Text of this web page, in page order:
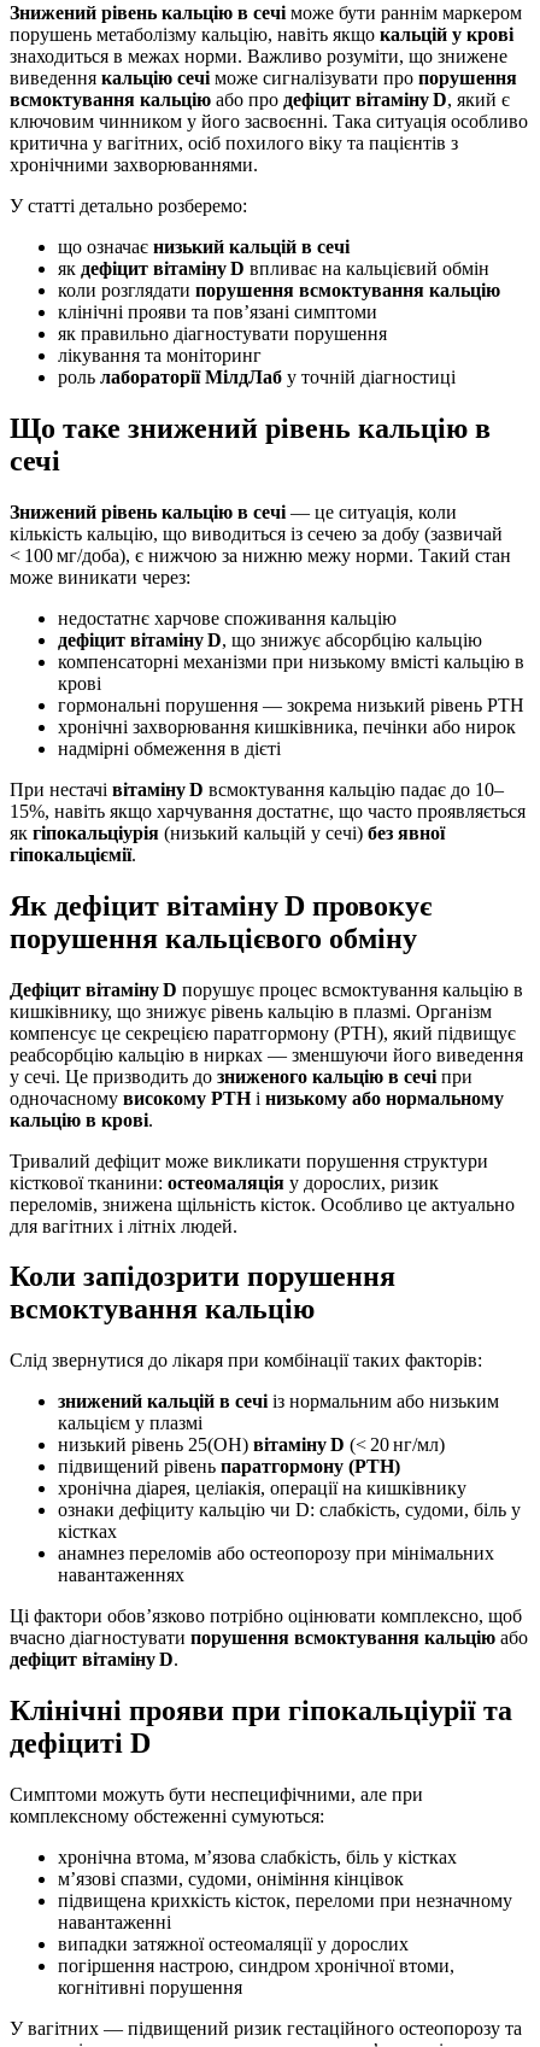
Знижений рівень кальцію в сечі може бути раннім маркером
порушень метаболізму кальцію, навіть якщо кальцій у крові
знаходиться в межах норми. Важливо розуміти, що знижене
виведення кальцію сечі може сигналізувати про порушення
всмоктування кальцію або про дефіцит вітаміну D, який є
ключовим чинником у його засвоєнні. Така ситуація особливо
критична у вагітних, осіб похилого віку та пацієнтів з
хронічними захворюваннями.
У статті детально розберемо:
що означає низький кальцій в сечі
як дефіцит вітаміну D впливає на кальцієвий обмін
коли розглядати порушення всмоктування кальцію
клінічні прояви та пов’язані симптоми
як правильно діагностувати порушення
лікування та моніторинг
роль лабораторії МілдЛаб у точній діагностиці
Що таке знижений рівень кальцію в
сечі
Знижений рівень кальцію в сечі — це ситуація, коли
кількість кальцію, що виводиться із сечею за добу (зазвичай
< 100 мг/доба), є нижчою за нижню межу норми. Такий стан
може виникати через:
недостатнє харчове споживання кальцію
дефіцит вітаміну D, що знижує абсорбцію кальцію
компенсаторні механізми при низькому вмісті кальцію в
крові
гормональні порушення — зокрема низький рівень PTH
хронічні захворювання кишківника, печінки або нирок
надмірні обмеження в дієті
При нестачі вітаміну D всмоктування кальцію падає до 10–
15%, навіть якщо харчування достатнє, що часто проявляється
як гіпокальціурія (низький кальцій у сечі) без явної
гіпокальціємії.
Як дефіцит вітаміну D провокує
порушення кальцієвого обміну
Дефіцит вітаміну D порушує процес всмоктування кальцію в
кишківнику, що знижує рівень кальцію в плазмі. Організм
компенсує це секрецією паратгормону (PTH), який підвищує
реабсорбцію кальцію в нирках — зменшуючи його виведення
у сечі. Це призводить до зниженого кальцію в сечі при
одночасному високому PTHі низькому або нормальному
кальцію в крові.
Тривалий дефіцит може викликати порушення структури
кісткової тканини: остеомаляція у дорослих, ризик
переломів, знижена щільність кісток. Особливо це актуально
для вагітних і літніх людей.
Коли запідозрити порушення
всмоктування кальцію
Слід звернутися до лікаря при комбінації таких факторів:
знижений кальцій в сечі із нормальним або низьким
кальцієм у плазмі
низький рівень 25(OH) вітаміну D (< 20 нг/мл)
підвищений рівень паратгормону (PTH)
хронічна діарея, целіакія, операції на кишківнику
ознаки дефіциту кальцію чи D: слабкість, судоми, біль у
кістках
анамнез переломів або остеопорозу при мінімальних
навантаженнях
Ці фактори обов’язково потрібно оцінювати комплексно, щоб
вчасно діагностувати порушення всмоктування кальцію або
дефіцит вітаміну D.
Клінічні прояви при гіпокальціурії та
дефіциті D
Симптоми можуть бути неспецифічними, але при
комплексному обстеженні сумуються:
хронічна втома, м’язова слабкість, біль у кістках
м’язові спазми, судоми, оніміння кінцівок
підвищена крихкість кісток, переломи при незначному
навантаженні
випадки затяжної остеомаляції у дорослих
погіршення настрою, синдром хронічної втоми,
когнітивні порушення
У вагітних — підвищений ризик гестаційного остеопорозу та